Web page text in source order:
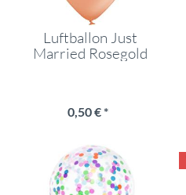
Luftballon Just
Married Rosegold
0,50 € *